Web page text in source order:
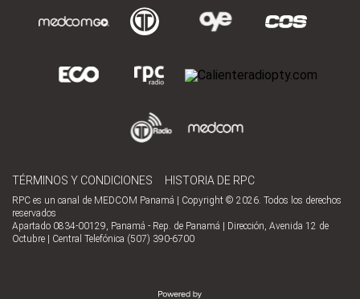
TÉRMINOS Y CONDICIONES HISTORIA DE RPC
RPC es un canal de MEDCOM Panamá | Copyright © 2026. Todos los derechos
reservados
Apartado 0834-00129, Panamá - Rep. de Panamá | Dirección, Avenida 12 de
Octubre | Central Telefónica (507) 390-6700